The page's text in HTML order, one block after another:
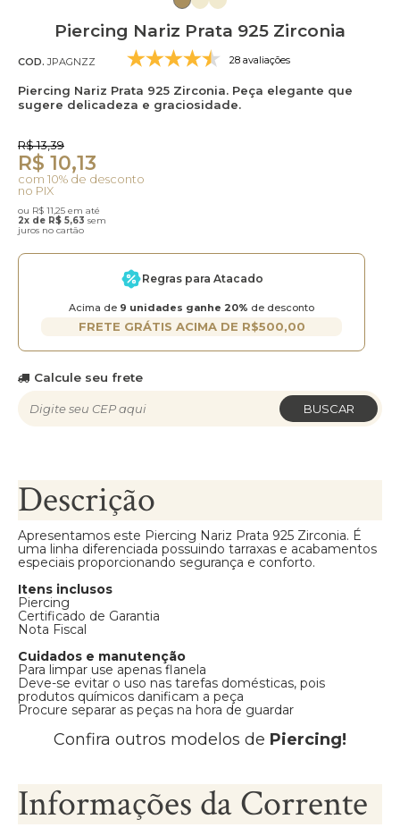
Piercing Nariz Prata 925 Zirconia
COD. JPAGNZZ 28 avaliações
Piercing Nariz Prata 925 Zirconia. Peça elegante que
sugere delicadeza e graciosidade.
R$ 13,39
R$ 10,13
com 10% de desconto
no PIX
ou R$ 11,25 em até
2x de R$ 5,63 sem
juros no cartão
Regras para Atacado
Acima de 9 unidades ganhe 20% de desconto
FRETE GRÁTIS ACIMA DE R$500,00
Calcule seu frete
BUSCAR
Descrição
Apresentamos este Piercing Nariz Prata 925 Zirconia. É
uma linha diferenciada possuindo tarraxas e acabamentos
especiais proporcionando segurança e conforto.
Itens inclusos
Piercing
Certificado de Garantia
Nota Fiscal
Cuidados e manutenção
Para limpar use apenas flanela
Deve-se evitar o uso nas tarefas domésticas, pois
produtos químicos danificam a peça
Procure separar as peças na hora de guardar
Confira outros modelos de Piercing!
Informações da Corrente